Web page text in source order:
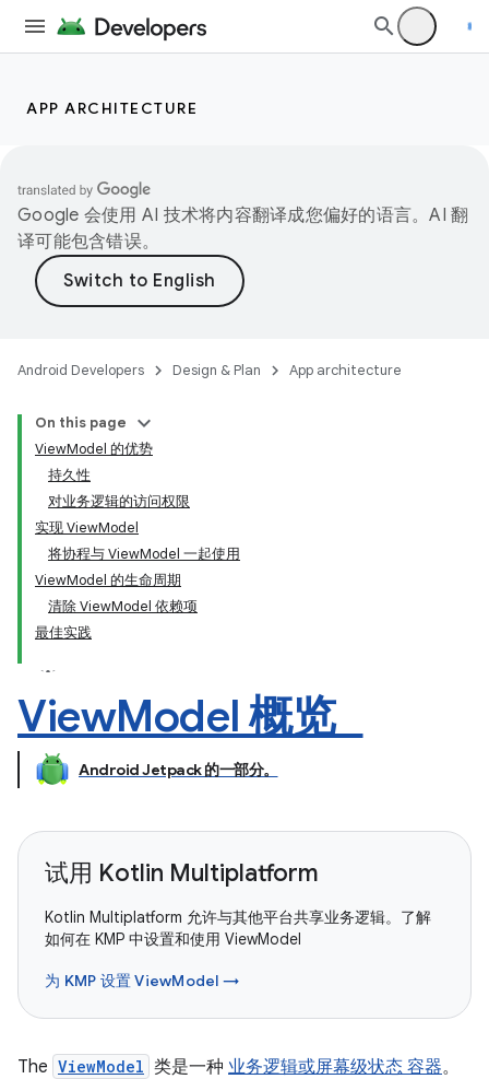
APP ARCHITECTURE
Google 会使用 AI 技术将内容翻译成您偏好的语言。AI 翻
译可能包含错误。
Android Developers Design & Plan App architecture
On this page
ViewModel 的优势
持久性
对业务逻辑的访问权限
实现 ViewModel
将协程与 ViewModel 一起使用
ViewModel 的生命周期
清除 ViewModel 依赖项
最佳实践
ViewModel 概览
Android Jetpack 的一部分。
试用 Kotlin Multiplatform
Kotlin Multiplatform 允许与其他平台共享业务逻辑。了解
如何在 KMP 中设置和使用 ViewModel
为 KMP 设置 ViewModel →
The ViewModel 类是一种 业务逻辑或屏幕级状态 容器。